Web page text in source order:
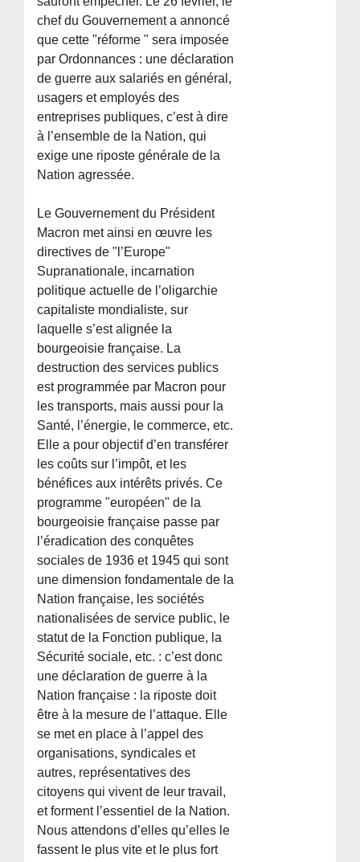
chef du Gouvernement a annoncé
que cette "réforme " sera imposée
par Ordonnances : une déclaration
de guerre aux salariés en général,
usagers et employés des
entreprises publiques, c’est à dire
à l’ensemble de la Nation, qui
exige une riposte générale de la
Nation agressée.
Le Gouvernement du Président
Macron met ainsi en œuvre les
directives de "l’Europe"
Supranationale, incarnation
politique actuelle de l’oligarchie
capitaliste mondialiste, sur
laquelle s’est alignée la
bourgeoisie française. La
destruction des services publics
est programmée par Macron pour
les transports, mais aussi pour la
Santé, l’énergie, le commerce, etc.
Elle a pour objectif d’en transférer
les coûts sur l’impôt, et les
bénéfices aux intérêts privés. Ce
programme "européen" de la
bourgeoisie française passe par
l’éradication des conquêtes
sociales de 1936 et 1945 qui sont
une dimension fondamentale de la
Nation française, les sociétés
nationalisées de service public, le
statut de la Fonction publique, la
Sécurité sociale, etc. : c’est donc
une déclaration de guerre à la
Nation française : la riposte doit
être à la mesure de l’attaque. Elle
se met en place à l’appel des
organisations, syndicales et
autres, représentatives des
citoyens qui vivent de leur travail,
et forment l’essentiel de la Nation.
Nous attendons d’elles qu’elles le
fassent le plus vite et le plus fort